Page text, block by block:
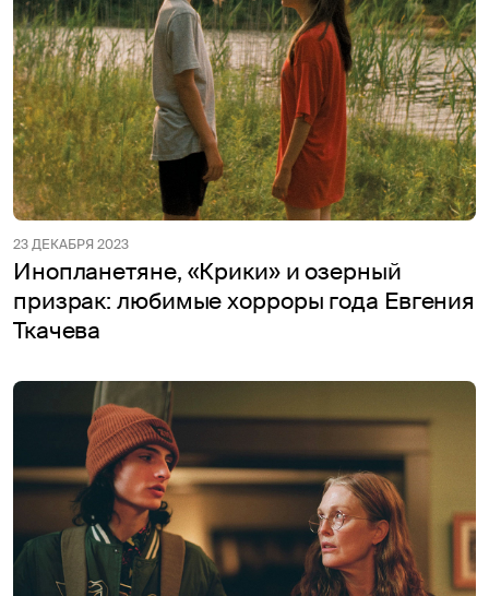
23 ДЕКАБРЯ 2023
Инопланетяне, «Крики» и озерный
призрак: любимые хорроры года Евгения
Ткачева